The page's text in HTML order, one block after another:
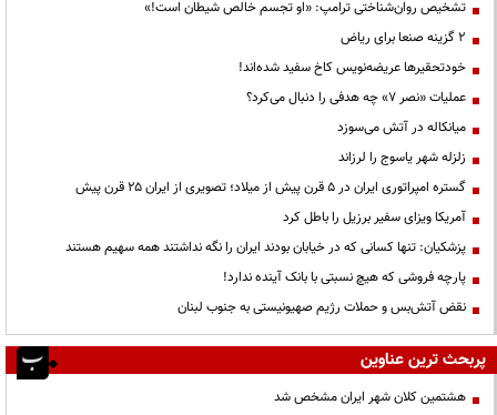
تشخیص روان‌شناختی ترامپ: «او تجسم خالص شیطان است!»
۲ گزینه صنعا برای ریاض
خودتحقیرها عریضه‌نویس کاخ سفید شده‌اند!
عملیات «نصر ۷» چه هدفی را دنبال می‌کرد؟
میانکاله در آتش می‌سوزد
زلزله شهر یاسوج را لرزاند
گستره امپراتوری ایران در ۵ قرن پیش از میلاد؛ تصویری از ایران ۲۵ قرن پیش
آمریکا ویزای سفیر برزیل را باطل کرد
پزشکیان: تنها کسانی که در خیابان بودند ایران را نگه نداشتند همه سهیم هستند
پارچه فروشی که هیچ نسبتی با بانک آینده ندارد!
نقض آتش‌بس و حملات رژیم صهیونیستی به جنوب لبنان
پربحث ترین عناوین
هشتمین کلان شهر ایران مشخص شد